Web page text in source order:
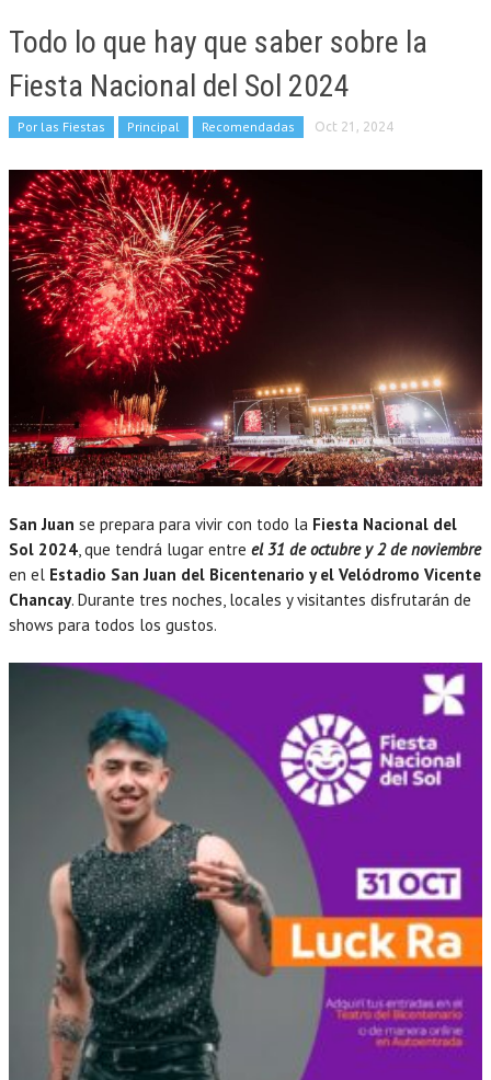
Todo lo que hay que saber sobre la
Fiesta Nacional del Sol 2024
Por las Fiestas Principal Recomendadas Oct 21, 2024
San Juan se prepara para vivir con todo la Fiesta Nacional del
Sol 2024 , que tendrá lugar entre el 31 de octubre y 2 de noviembre
en el Estadio San Juan del Bicentenario y el Velódromo Vicente
Chancay. Durante tres noches, locales y visitantes disfrutarán de
shows para todos los gustos.